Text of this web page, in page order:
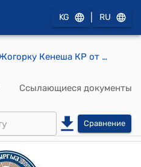
KG RU
Постановление Жогорку Кенеша КР от 13 марта 2014 года № 3897-V "О принятии во втором чтении проекта Закона Кыргызской Республики "О внесении изменений и дополнений в некоторые законодательные акты Кыргызской Республики" (в законы Кыргызской Республики "О прохождении службы в таможенных органах Кыргызской Республики", "О Дисциплинарном уставе таможенных органов Кыргызской Республики")
Ссылающиеся документы
Сравнение